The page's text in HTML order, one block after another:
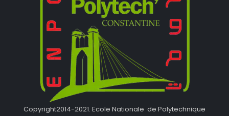
Copyright2014-2021. Ecole Nationale de Polytechnique